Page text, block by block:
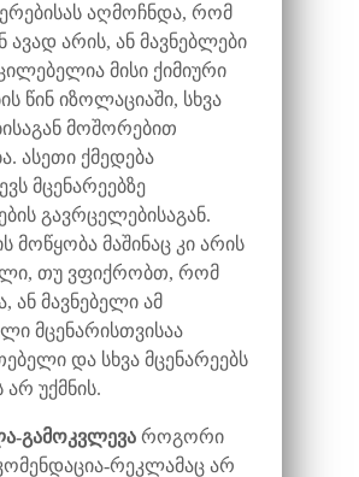
აღმოჩნდა, რომ
ავად არის, ან მავნებლები
მისი ქიმიური
წინ იზოლაციაში, სხვა
მოშორებით
ასეთი ქმედება
მცენარეებზე
გავრცელებისაგან.
მოწყობა მაშინაც კი არის
თუ ვფიქრობთ, რომ
ან მავნებელი ამ
მცენარისთვისაა
და სხვა მცენარეებს
უქმნის.
გამოკვლევა როგორი
რეკლამაც არ